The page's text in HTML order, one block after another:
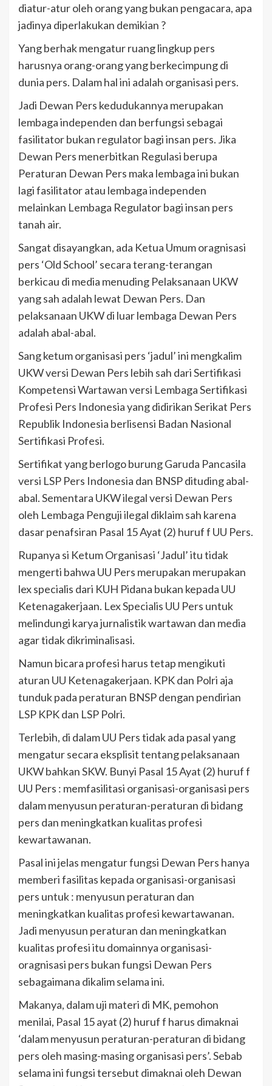
diatur-atur oleh orang yang bukan pengacara, apa
jadinya diperlakukan demikian ?
Yang berhak mengatur ruang lingkup pers
harusnya orang-orang yang berkecimpung di
dunia pers. Dalam hal ini adalah organisasi pers.
Jadi Dewan Pers kedudukannya merupakan
lembaga independen dan berfungsi sebagai
fasilitator bukan regulator bagi insan pers. Jika
Dewan Pers menerbitkan Regulasi berupa
Peraturan Dewan Pers maka lembaga ini bukan
lagi fasilitator atau lembaga independen
melainkan Lembaga Regulator bagi insan pers
tanah air.
Sangat disayangkan, ada Ketua Umum oragnisasi
pers ‘Old School’ secara terang-terangan
berkicau di media menuding Pelaksanaan UKW
yang sah adalah lewat Dewan Pers. Dan
pelaksanaan UKW di luar lembaga Dewan Pers
adalah abal-abal.
Sang ketum organisasi pers ‘jadul’ ini mengkalim
UKW versi Dewan Pers lebih sah dari Sertifikasi
Kompetensi Wartawan versi Lembaga Sertifikasi
Profesi Pers Indonesia yang didirikan Serikat Pers
Republik Indonesia berlisensi Badan Nasional
Sertifikasi Profesi.
Sertifikat yang berlogo burung Garuda Pancasila
versi LSP Pers Indonesia dan BNSP dituding abal-
abal. Sementara UKW ilegal versi Dewan Pers
oleh Lembaga Penguji ilegal diklaim sah karena
dasar penafsiran Pasal 15 Ayat (2) huruf f UU Pers.
Rupanya si Ketum Organisasi ‘Jadul’ itu tidak
mengerti bahwa UU Pers merupakan merupakan
lex specialis dari KUH Pidana bukan kepada UU
Ketenagakerjaan. Lex Specialis UU Pers untuk
melindungi karya jurnalistik wartawan dan media
agar tidak dikriminalisasi.
Namun bicara profesi harus tetap mengikuti
aturan UU Ketenagakerjaan. KPK dan Polri aja
tunduk pada peraturan BNSP dengan pendirian
LSP KPK dan LSP Polri.
Terlebih, di dalam UU Pers tidak ada pasal yang
mengatur secara eksplisit tentang pelaksanaan
UKW bahkan SKW. Bunyi Pasal 15 Ayat (2) huruf f
UU Pers : memfasilitasi organisasi-organisasi pers
dalam menyusun peraturan-peraturan di bidang
pers dan meningkatkan kualitas profesi
kewartawanan.
Pasal ini jelas mengatur fungsi Dewan Pers hanya
memberi fasilitas kepada organisasi-organisasi
pers untuk : menyusun peraturan dan
meningkatkan kualitas profesi kewartawanan.
Jadi menyusun peraturan dan meningkatkan
kualitas profesi itu domainnya organisasi-
oragnisasi pers bukan fungsi Dewan Pers
sebagaimana dikalim selama ini.
Makanya, dalam uji materi di MK, pemohon
menilai, Pasal 15 ayat (2) huruf f harus dimaknai
‘dalam menyusun peraturan-peraturan di bidang
pers oleh masing-masing organisasi pers’. Sebab
selama ini fungsi tersebut dimaknai oleh Dewan